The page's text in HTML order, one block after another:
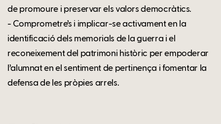
de promoure i preservar els valors democràtics.
- Comprometre’s i implicar-se activament en la
identificació dels memorials de la guerra i el
reconeixement del patrimoni històric per empoderar
l’alumnat en el sentiment de pertinença i fomentar la
defensa de les pròpies arrels.